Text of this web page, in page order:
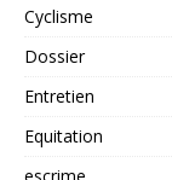
Cyclisme
Dossier
Entretien
Equitation